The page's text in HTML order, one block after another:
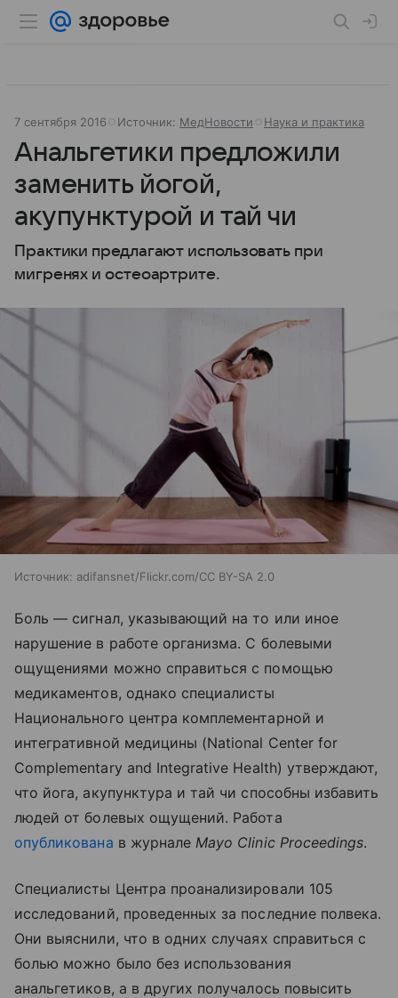
7 сентября 2016 Источник: МедНовости Наука и практика
Анальгетики предложили
заменить йогой,
акупунктурой и тай чи
Практики предлагают использовать при
мигренях и остеоартрите.
Источник: adifansnet/Flickr.com/CC BY-SA 2.0
Боль — сигнал, указывающий на то или иное
нарушение в работе организма. С болевыми
ощущениями можно справиться с помощью
медикаментов, однако специалисты
Национального центра комплементарной и
интегративной медицины (National Center for
Complementary and Integrative Health) утверждают,
что йога, акупунктура и тай чи способны избавить
людей от болевых ощущений. Работа
опубликована в журнале Mayo Clinic Proceedings.
Специалисты Центра проанализировали 105
исследований, проведенных за последние полвека.
Они выяснили, что в одних случаях справиться с
болью можно было без использования
анальгетиков, а в других получалось повысить